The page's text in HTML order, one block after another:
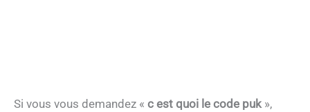
Si vous vous demandez « c est quoi le code puk »,